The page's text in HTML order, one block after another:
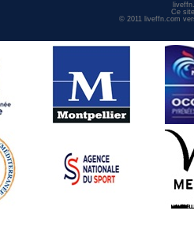
Ce
© 2011 liveffn.com